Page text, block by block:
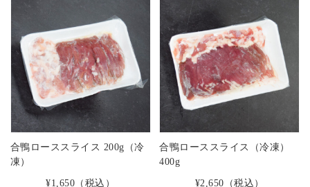
合鴨ローススライス 200g（冷
凍）
¥1,650 （税込）
合鴨ローススライス（冷凍）
400g
¥2,650 （税込）